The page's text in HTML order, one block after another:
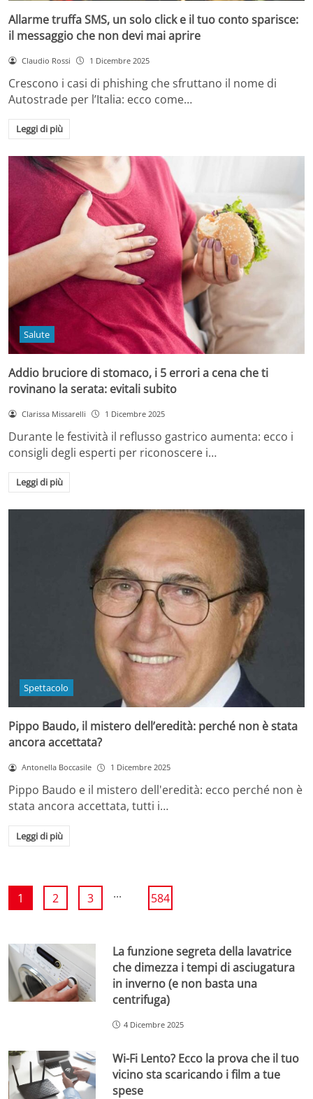
Allarme truffa SMS, un solo click e il tuo conto sparisce:
il messaggio che non devi mai aprire
Claudio Rossi 1 Dicembre 2025
Crescono i casi di phishing che sfruttano il nome di
Autostrade per l’Italia: ecco come…
Leggi di più
Salute
Addio bruciore di stomaco, i 5 errori a cena che ti
rovinano la serata: evitali subito
Clarissa Missarelli 1 Dicembre 2025
Durante le festività il reflusso gastrico aumenta: ecco i
consigli degli esperti per riconoscere i…
Leggi di più
Spettacolo
Pippo Baudo, il mistero dell’eredità: perché non è stata
ancora accettata?
Antonella Boccasile 1 Dicembre 2025
Pippo Baudo e il mistero dell'eredità: ecco perché non è
stata ancora accettata, tutti i…
Leggi di più
1 2 3 ... 584
La funzione segreta della lavatrice
che dimezza i tempi di asciugatura
in inverno (e non basta una
centrifuga)
4 Dicembre 2025
Wi-Fi Lento? Ecco la prova che il tuo
vicino sta scaricando i film a tue
spese